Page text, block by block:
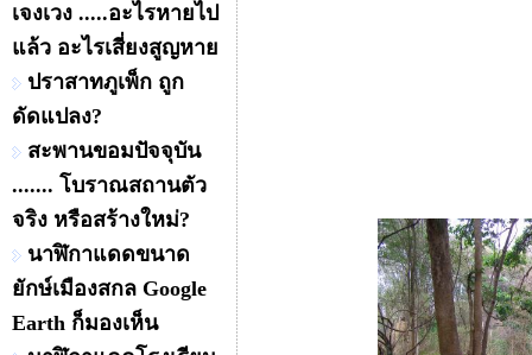
เจงเวง .....อะไรหายไป
แล้ว อะไรเสี่ยงสูญหาย
ปราสาทภูเพ็ก ถูก
ดัดแปลง?
สะพานขอมปัจจุบัน
....... โบราณสถานตัว
จริง หรือสร้างใหม่?
นาฬิกาแดดขนาด
ยักษ์เมืองสกล Google
Earth ก็มองเห็น